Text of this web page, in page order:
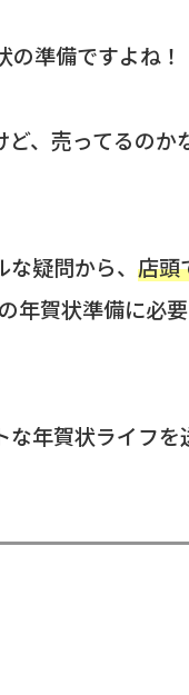
準備ですよね！
、売ってるのか
疑問から、 店頭
年賀状準備に必
な年賀状ライフを